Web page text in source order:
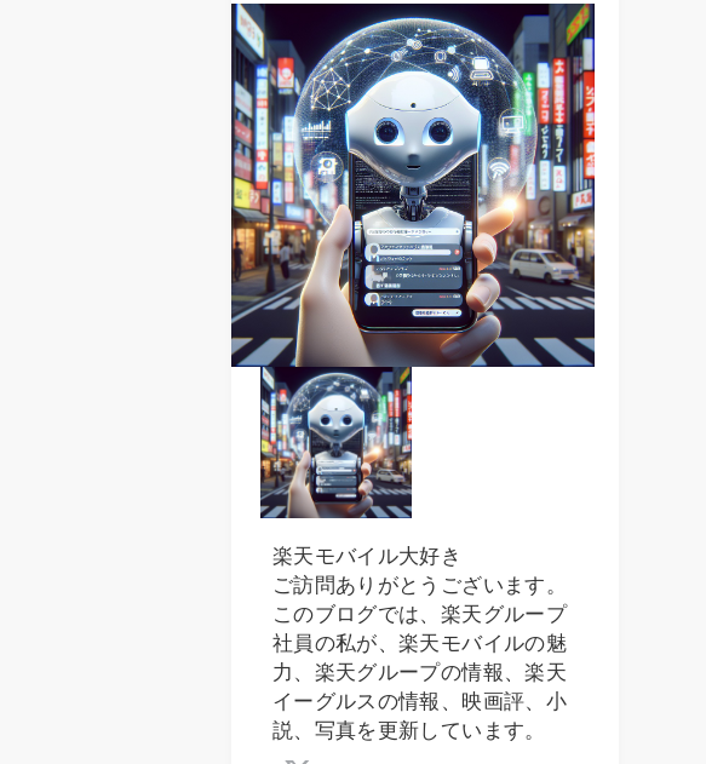
楽天モバイル大好き
ご訪問ありがとうございます。
このブログでは、楽天グループ
社員の私が、楽天モバイルの魅
力、楽天グループの情報、楽天
イーグルスの情報、映画評、小
説、写真を更新しています。